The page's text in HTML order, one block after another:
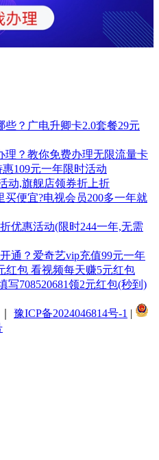
？广电升卿卡2.0套餐29元
理？教你免费办理无限流量卡
109元一年限时活动
动,旗舰店领券折上折
买便宜?电视会员200多一年就
优惠活动(限时244一年,无需
通？爱奇艺vip充值99元一年
红包 看视频每天赚5元红包
写708520681领2元红包(秒到)
豫ICP备2024046814号-1 |